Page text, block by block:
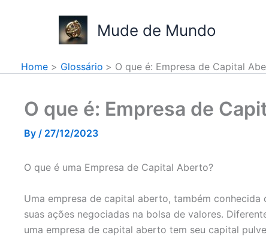
Mude de Mundo
Home Glossário O que é: Empresa de Capital
O que é: Empresa de
By / 27/12/2023
O que é uma Empresa de Capital Aberto?
Uma empresa de capital aberto, também
suas ações negociadas na bolsa de valores.
uma empresa de capital aberto tem seu capital